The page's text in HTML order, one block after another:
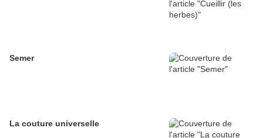
Semer
La couture universelle